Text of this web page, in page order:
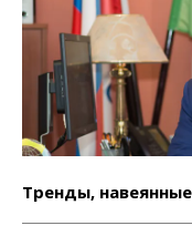
Тренды,